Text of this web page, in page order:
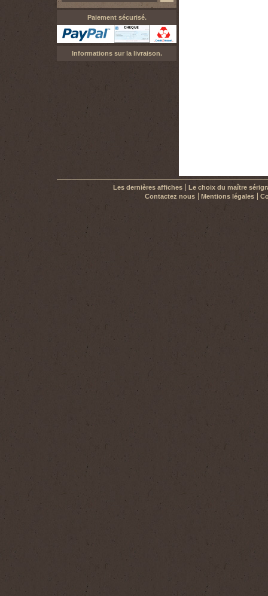
Paiement sécurisé.
Informations sur la livraison.
Les dernières affiches
Le choix du maître
Contactez nous
Mentions légales